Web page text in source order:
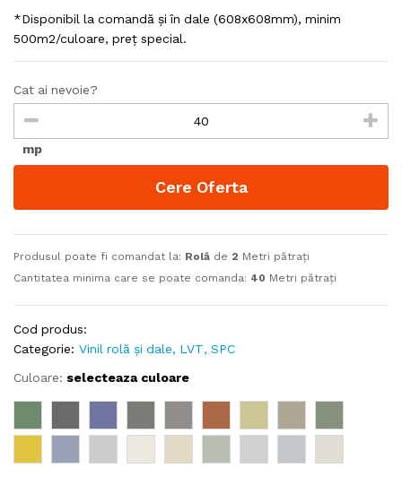
*Disponibil la comandă și în dale (608x608mm), minim
500m2/culoare, preț special.
Cat ai nevoie?
mp
Cere Oferta
Produsul poate fi comandat la: Rolă de 2 Metri pătrați
Cantitatea minima care se poate comanda: 40 Metri pătrați
Cod produs:
Categorie: Vinil rolă și dale, LVT, SPC
Culoare: selecteaza culoare